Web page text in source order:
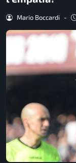
Mario Boccardi -